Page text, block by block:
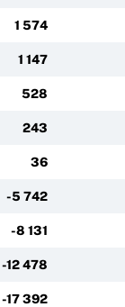
1 574
1 147
528
243
36
-5 742
-8 131
-12 478
-17 392